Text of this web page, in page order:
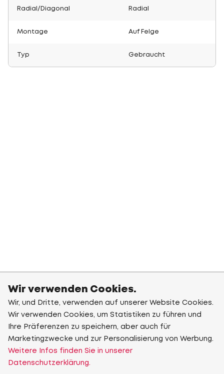
Radial/Diagonal Radial
Montage Auf Felge
Typ Gebraucht
Wir verwenden Cookies.
Wir, und Dritte, verwenden auf unserer Website Cookies.
Wir verwenden Cookies, um Statistiken zu führen und
Ihre Präferenzen zu speichern, aber auch für
Marketingzwecke und zur Personalisierung von Werbung.
Weitere Infos finden Sie in unserer
Datenschutzerklärung.